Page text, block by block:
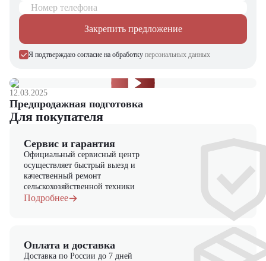
Номер телефона
Закрепить предложение
Я подтверждаю согласие на обработку персональных данных
12.03.2025
Предпродажная подготовка
Для покупателя
Сервис и гарантия
Официальный сервисный центр
осуществляет быстрый выезд и
качественный ремонт
сельскохозяйственной техники
Подробнее
Оплата и доставка
Доставка по России до 7 дней